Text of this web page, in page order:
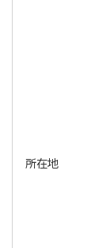
所在地